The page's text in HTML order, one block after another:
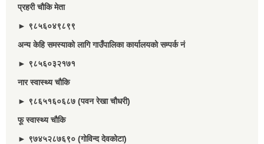
प्रहरी चौकि मेता
► ९८५६०४९८९९
अन्य केहि समस्याको लागि गाउँपालिका कार्यालयको सम्पर्क नं
► ९८५६०३२१७१
नार स्वास्थ्य चौकि
► ९८६५१६०६८७ (पवन रेखा चौधरी)
फू स्वास्थ्य चौकि
► ९७४५२८७६९० (गोविन्द देवकोटा)